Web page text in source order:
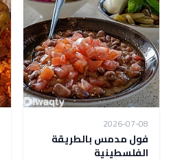
2026-07-08
فول مدمس بالطريقة
الفلسطينية